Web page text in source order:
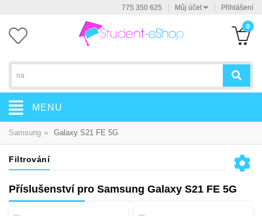
775 350 625 Můj účet Přihlášení
0
MENU
Samsung » Galaxy S21 FE 5G
Filtrování
Příslušenství pro Samsung Galaxy S21 FE 5G